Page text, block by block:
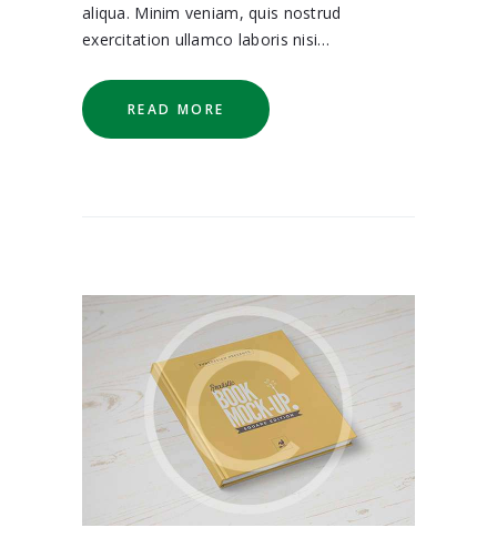
aliqua. Minim veniam, quis nostrud
exercitation ullamco laboris nisi…
READ MORE